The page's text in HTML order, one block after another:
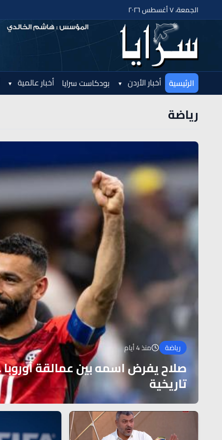
الجمعة، ٧ أغسطس ٢٠٢٦
الرئيسية أخبار الأردن بودكاست سرايا أخبار عالمية
رياضة
رياضة منذ 4 أيام
تاريخية